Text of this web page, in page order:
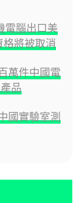
電腦出口美
將被取消
萬件中國電
品
國實驗室測